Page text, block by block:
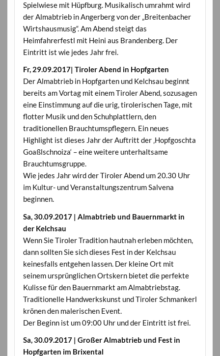
Spielwiese mit Hüpfburg. Musikalisch umrahmt wird
der Almabtrieb in Angerberg von der „Breitenbacher
Wirtshausmusig“. Am Abend steigt das
Heimfahrerfestl mit Heini aus Brandenberg. Der
Eintritt ist wie jedes Jahr frei.
Fr, 29.09.2017| Tiroler Abend in Hopfgarten
Der Almabtrieb in Hopfgarten und Kelchsau beginnt
bereits am Vortag mit einem Tiroler Abend, sozusagen
eine Einstimmung auf die urig, tirolerischen Tage, mit
flotter Musik und den Schuhplattlern, den
traditionellen Brauchtumspflegern. Ein neues
Highlight ist dieses Jahr der Auftritt der ‚Hopfgoschta
Goaßlschnoiza‘ – eine weitere unterhaltsame
Brauchtumsgruppe.
Wie jedes Jahr wird der Tiroler Abend um 20.30 Uhr
im Kultur- und Veranstaltungszentrum Salvena
beginnen.
Sa, 30.09.2017 | Almabtrieb und Bauernmarkt in
der Kelchsau
Wenn Sie Tiroler Tradition hautnah erleben möchten,
dann sollten Sie sich dieses Fest in der Kelchsau
keinesfalls entgehen lassen. Der kleine Ort mit
seinem ursprünglichen Ortskern bietet die perfekte
Kulisse für den Bauernmarkt am Almabtriebstag.
Traditionelle Handwerkskunst und Tiroler Schmankerl
krönen den malerischen Event.
Der Beginn ist um 09:00 Uhr und der Eintritt ist frei.
Sa, 30.09.2017 | Großer Almabtrieb und Fest in
Hopfgarten im Brixental